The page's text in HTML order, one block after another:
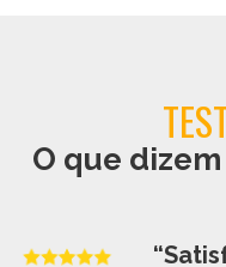
O que